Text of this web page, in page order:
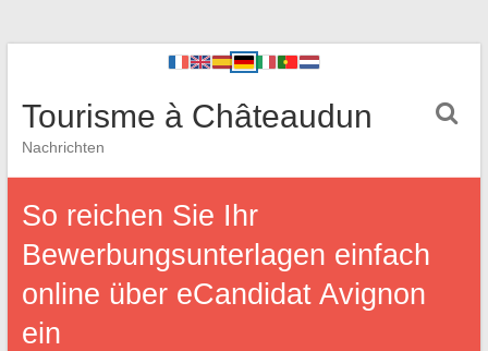
Tourisme à Châteaudun
Nachrichten
So reichen Sie Ihr
Bewerbungsunterlagen einfach
online über eCandidat Avignon
ein